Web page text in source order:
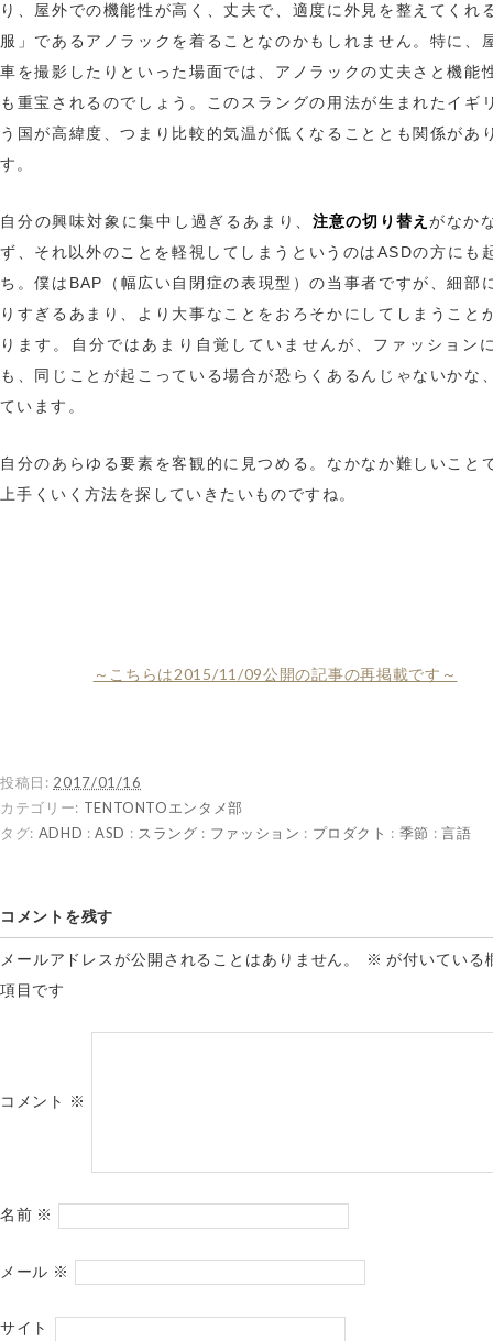
り、屋外での機能性が高く、丈夫で、適度に外見を整えてくれ
服」であるアノラックを着ることなのかもしれません。特に、
車を撮影したりといった場面では、アノラックの丈夫さと機能
も重宝されるのでしょう。このスラングの用法が生まれたイギ
う国が高緯度、つまり比較的気温が低くなることとも関係があ
す。
自分の興味対象に集中し過ぎるあまり、注意の切り替え がなか
ず、それ以外のことを軽視してしまうというのはASDの方にも
ち。僕はBAP（幅広い自閉症の表現型）の当事者ですが、細部
りすぎるあまり、より大事なことをおろそかにしてしまうこと
ります。自分ではあまり自覚していませんが、ファッション
も、同じことが起こっている場合が恐らくあるんじゃないかな
ています。
自分のあらゆる要素を客観的に見つめる。なかなか難しいこと
上手くいく方法を探していきたいものですね。
～こちらは2015/11/09公開の記事の再掲載です～
投稿日: 2017/01/16
カテゴリー: TENTONTOエンタメ部
タグ: ADHD :ASD : スラング : ファッション : プロダクト : 季節 : 言語
コメントを残す
メールアドレスが公開されることはありません。 ※ が付いている
項目です
コメント ※
名前 ※
メール ※
サイト